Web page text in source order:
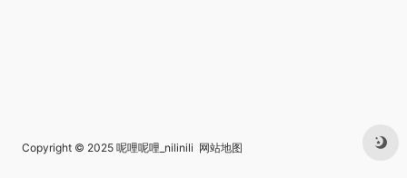
Copyright © 2025 呢哩呢哩_nilinili 网站地图